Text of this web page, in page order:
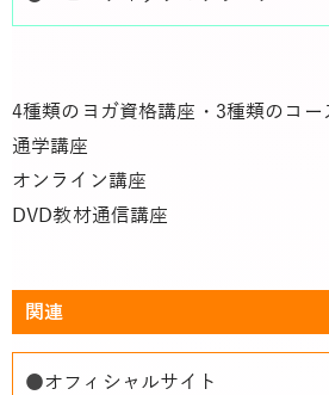
4種類のヨガ資格講座・3種類のコー
通学講座
オンライン講座
DVD教材通信講座
関連
●オフィシャルサイト